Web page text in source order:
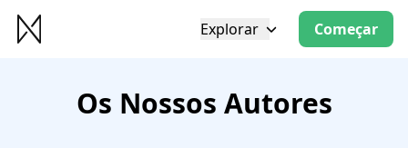
Explorar Começar
Os Nossos Autores